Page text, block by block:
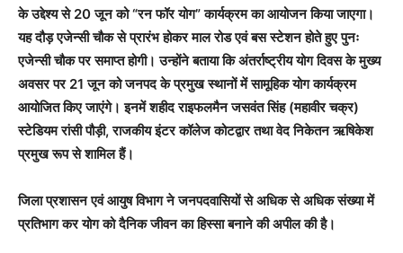
के उद्देश्य से 20 जून को “रन फॉर योग” कार्यक्रम का आयोजन किया जाएगा।
यह दौड़ एजेन्सी चौक से प्रारंभ होकर माल रोड एवं बस स्टेशन होते हुए पुनः
एजेन्सी चौक पर समाप्त होगी। उन्होंने बताया कि अंतर्राष्ट्रीय योग दिवस के मुख्य
अवसर पर 21 जून को जनपद के प्रमुख स्थानों में सामूहिक योग कार्यक्रम
आयोजित किए जाएंगे। इनमें शहीद राइफलमैन जसवंत सिंह (महावीर चक्र)
स्टेडियम रांसी पौड़ी, राजकीय इंटर कॉलेज कोटद्वार तथा वेद निकेतन ऋषिकेश
प्रमुख रूप से शामिल हैं।
जिला प्रशासन एवं आयुष विभाग ने जनपदवासियों से अधिक से अधिक संख्या में
प्रतिभाग कर योग को दैनिक जीवन का हिस्सा बनाने की अपील की है।